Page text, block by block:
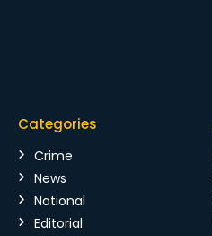
Categories
Crime
News
National
Editorial